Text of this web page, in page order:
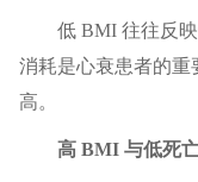
低 BMI 往往反
消耗是心衰患者的重
高。
高 BMI 与低死